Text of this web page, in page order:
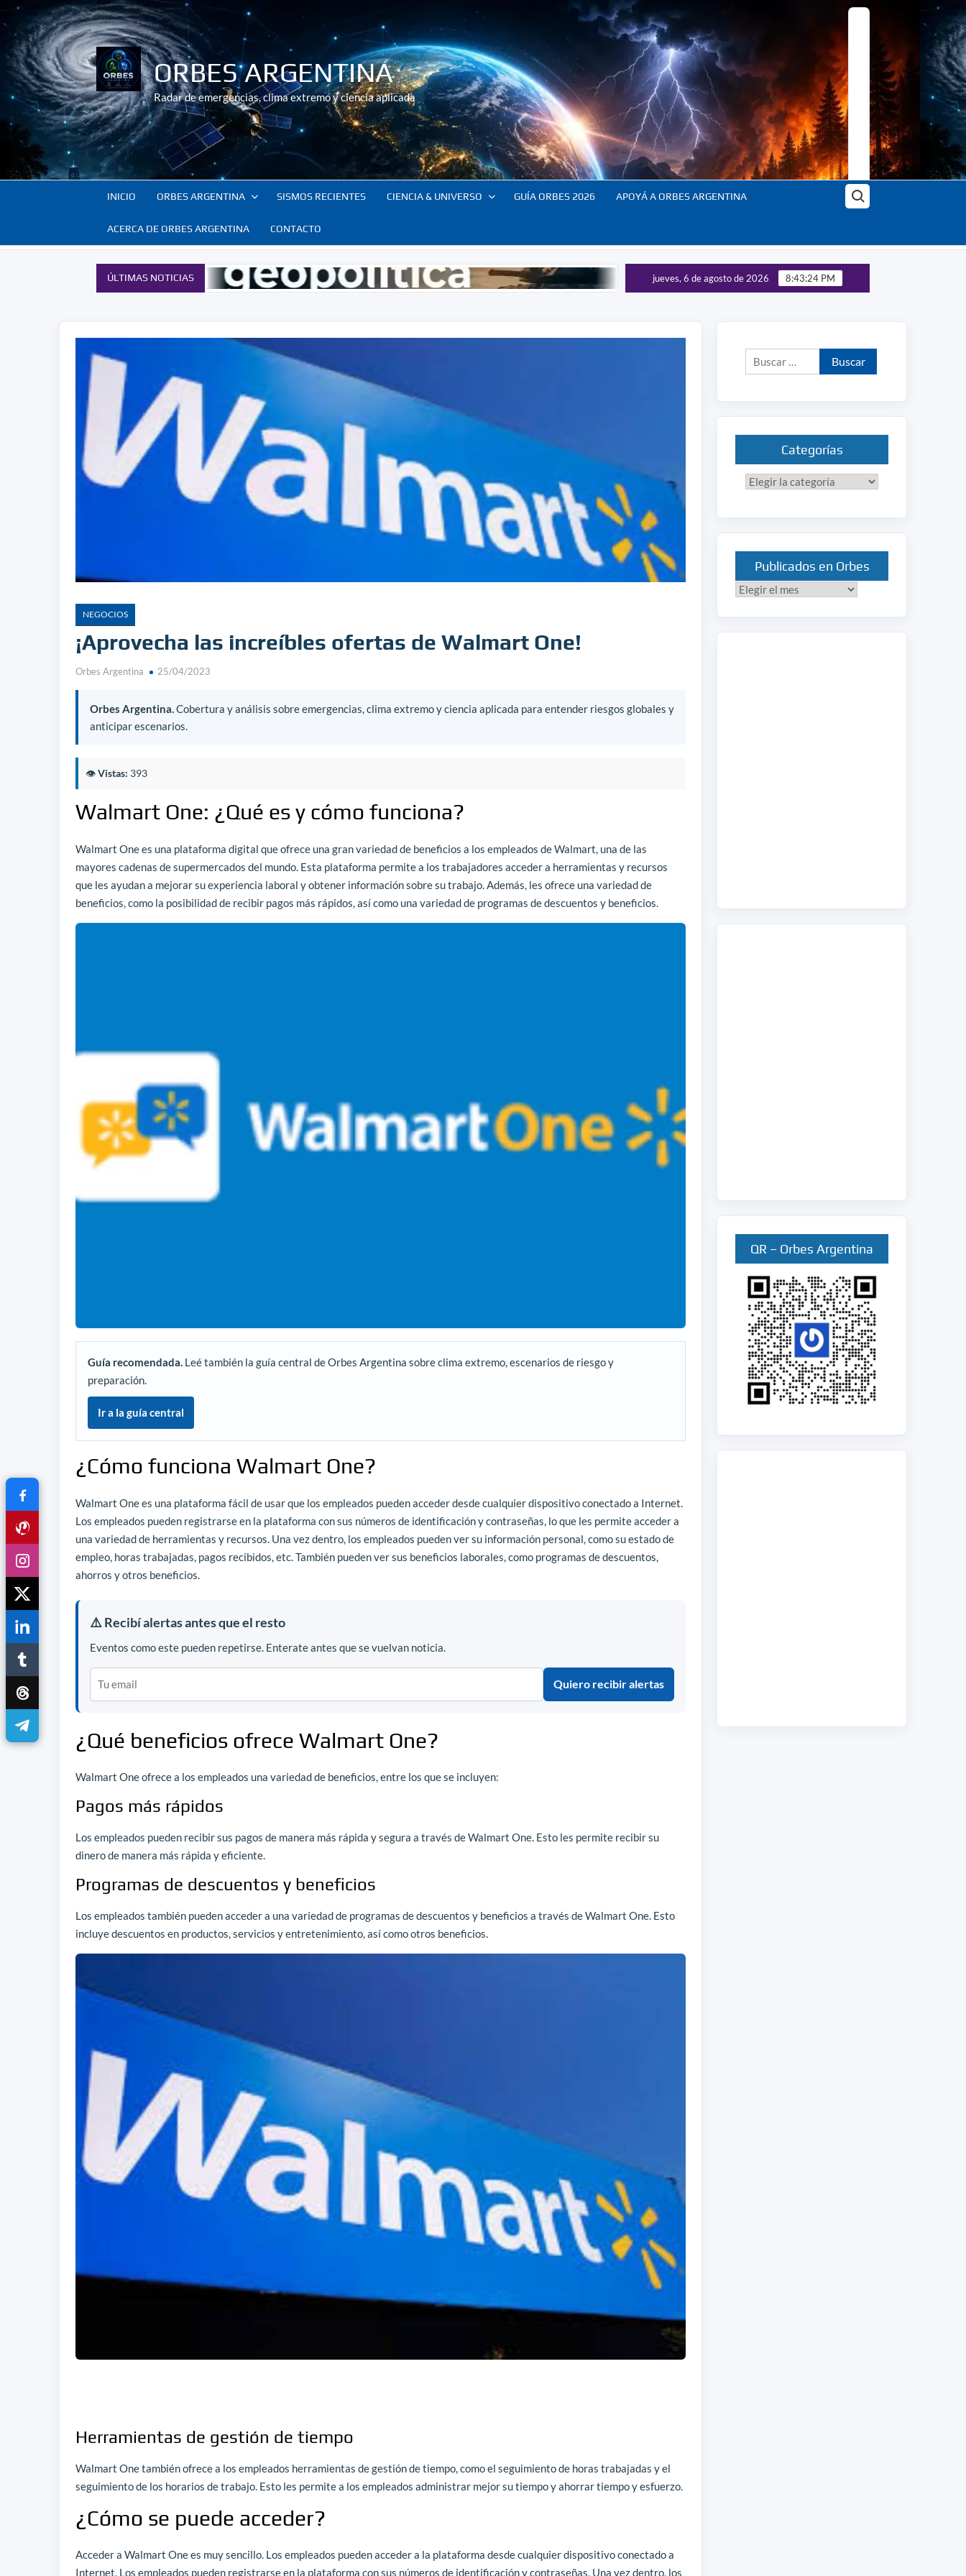
Saltar
al
contenido
ORBES ARGENTINA
Radar de emergencias, clima extremo y ciencia aplicada
INICIO ORBES ARGENTINA SISMOS RECIENTES CIENCIA & UNIVERSO GUÍA ORBES 2026 APOYÁ A ORBES ARGENTINA
ACERCA DE ORBES ARGENTINA CONTACTO
Buscar:
ÚLTIMAS NOTICIAS jueves, 6 de agosto de 2026 8:43:25 PM
NEGOCIOS
¡Aprovecha las increíbles ofertas de Walmart One!
Orbes Argentina 25/04/2023
Orbes Argentina.Cobertura y análisis sobre emergencias, clima extremo y ciencia aplicada para entender riesgos globales y
anticipar escenarios.
👁️Vistas: 393
Walmart One: ¿Qué es y cómo funciona?
Walmart One es una plataforma digital que ofrece una gran variedad de beneficios a los empleados de Walmart, una de las
mayores cadenas de supermercados del mundo. Esta plataforma permite a los trabajadores acceder a herramientas y recursos
que les ayudan a mejorar su experiencia laboral y obtener información sobre su trabajo. Además, les ofrece una variedad de
beneficios, como la posibilidad de recibir pagos más rápidos, así como una variedad de programas de descuentos y beneficios.
Guía recomendada. Leé también la guía central de Orbes Argentina sobre clima extremo, escenarios de riesgo y
preparación.
Ir a la guía central
¿Cómo funciona Walmart One?
Walmart One es una plataforma fácil de usar que los empleados pueden acceder desde cualquier dispositivo conectado a Internet.
Los empleados pueden registrarse en la plataforma con sus números de identificación y contraseñas, lo que les permite acceder a
una variedad de herramientas y recursos. Una vez dentro, los empleados pueden ver su información personal, como su estado de
empleo, horas trabajadas, pagos recibidos, etc. También pueden ver sus beneficios laborales, como programas de descuentos,
ahorros y otros beneficios.
⚠️ Recibí alertas antes que el resto
Eventos como este pueden repetirse. Enterate antes que se vuelvan noticia.
Quiero recibir alertas
¿Qué beneficios ofrece Walmart One?
Walmart One ofrece a los empleados una variedad de beneficios, entre los que se incluyen:
Pagos más rápidos
Los empleados pueden recibir sus pagos de manera más rápida y segura a través de Walmart One. Esto les permite recibir su
dinero de manera más rápida y eficiente.
Programas de descuentos y beneficios
Los empleados también pueden acceder a una variedad de programas de descuentos y beneficios a través de Walmart One. Esto
incluye descuentos en productos, servicios y entretenimiento, así como otros beneficios.
Herramientas de gestión de tiempo
Walmart One también ofrece a los empleados herramientas de gestión de tiempo, como el seguimiento de horas trabajadas y el
seguimiento de los horarios de trabajo. Esto les permite a los empleados administrar mejor su tiempo y ahorrar tiempo y esfuerzo.
¿Cómo se puede acceder?
Acceder a Walmart One es muy sencillo. Los empleados pueden acceder a la plataforma desde cualquier dispositivo conectado a
Internet. Los empleados pueden registrarse en la plataforma con sus números de identificación y contraseñas. Una vez dentro, los
Buscar:
Categorías
Categorías
Publicados en Orbes
Publicados
QR – Orbes Argentina